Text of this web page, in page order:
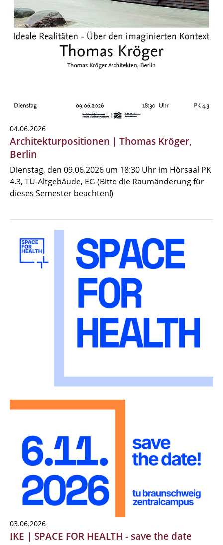
04.06.2026
Architekturpositionen | Thomas Kröger,
Berlin
Dienstag, den 09.06.2026 um 18:30 Uhr im Hörsaal PK
4.3, TU-Altgebäude, EG (Bitte die Raumänderung für
dieses Semester beachten!)
03.06.2026
IKE | SPACE FOR HEALTH - save the date